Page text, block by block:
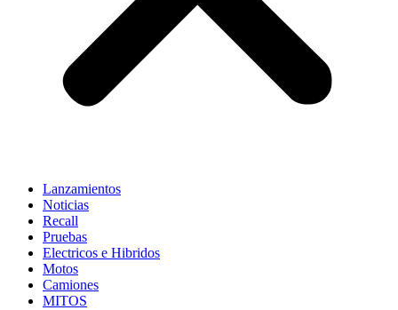
Lanzamientos
Noticias
Recall
Pruebas
Electricos e Hibridos
Motos
Camiones
MITOS